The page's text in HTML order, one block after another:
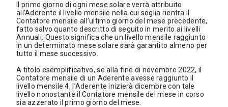
Il primo giorno di ogni mese solare verrà attribuito
all’Aderente il livello mensile nella cui soglia rientra il
Contatore mensile all’ultimo giorno del mese precedente,
fatto salvo quanto descritto di seguito in merito ai livelli
Annuali. Questo significa che un livello mensile raggiunto
in un determinato mese solare sarà garantito almeno per
tutto il mese successivo.
A titolo esemplificativo, se alla fine di novembre 2022, il
Contatore mensile di un Aderente avesse raggiunto il
livello mensile 4, l’Aderente inizierà dicembre con tale
livello nonostante il Contatore mensile del mese in corso
sia azzerato il primo giorno del mese.